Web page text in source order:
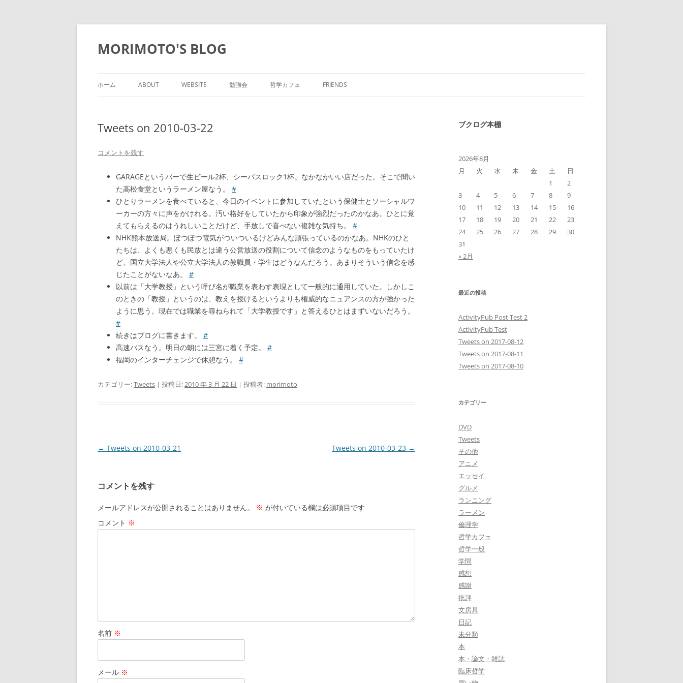
コ
ン
ツ
ッ
MORIMOTO'S BLOG
ホーム ABOUT WEBSITE 勉強会 哲学カフェ FRIENDS
Tweets on 2010-03-22
コメントを残す
GARAGEというバーで生ビール2杯、シーバスロック1杯。なかなかいい店だった。そこで聞い
た高松食堂というラーメン屋なう。 #
ひとりラーメンを食べていると、今日のイベントに参加していたという保健士とソーシャルワ
ーカーの方々に声をかけれる。汚い格好をしていたから印象が強烈だったのかなあ。ひとに覚
えてもらえるのはうれしいことだけど、手放しで喜べない複雑な気持ち。 #
NHK熊本放送局。ぽつぽつ電気がついついるけどみんな頑張っているのかなあ。NHKのひと
たちは、よくも悪くも民放とは違う公営放送の役割について信念のようなものをもっていたけ
ど、国立大学法人や公立大学法人の教職員・学生はどうなんだろう。あまりそういう信念を感
じたことがないなあ。 #
以前は「大学教授」という呼び名が職業を表わす表現として一般的に通用していた。しかしこ
のときの「教授」というのは、教えを授けるというよりも権威的なニュアンスの方が強かった
ように思う。現在では職業を尋ねられて「大学教授です」と答えるひとはまずいないだろう。
#
続きはブログに書きます。 #
高速バスなう。明日の朝には三宮に着く予定。 #
福岡のインターチェンジで休憩なう。 #
カテゴリー:Tweets | 投稿日:2010 年 3 月 22 日 | 投稿者: morimoto
投
ビ
ゲ
ー
シ
← Tweets on 2010-03-21 Tweets on 2010-03-23 →
コメントを残す
メールアドレスが公開されることはありません。 ※ が付いている欄は必須項目です
コメント ※
名前 ※
メール ※
ブクログ本棚
2026年8月
月
火 水 木 金 土
日
1
2
3
4 5 6 7 8
9
10
11 12 13 14 15
16
17
18 19 20 21 22
23
24
25 26 27 28 29
30
31
« 2月
最近の投稿
ActivityPub Post Test 2
ActivityPub Test
Tweets on 2017-08-12
Tweets on 2017-08-11
Tweets on 2017-08-10
カテゴリー
DVD
Tweets
その他
アニメ
エッセイ
グルメ
ランニング
ラーメン
倫理学
哲学カフェ
哲学一般
学問
感想
感謝
批評
文房具
日記
未分類
本
本・論文・雑誌
臨床哲学